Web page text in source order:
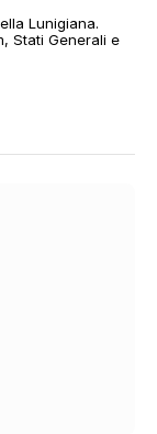
Lunigiana.
Stati Generali e